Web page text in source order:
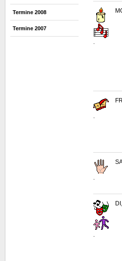
Termine 2008
Termine 2007
.
.